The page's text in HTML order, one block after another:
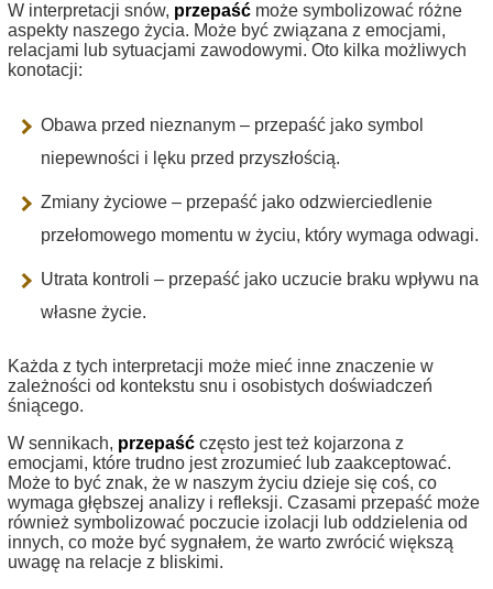
W interpretacji snów, przepaść może symbolizować różne
aspekty naszego życia. Może być związana z emocjami,
relacjami lub sytuacjami zawodowymi. Oto kilka możliwych
konotacji:
Obawa przed nieznanym – przepaść jako symbol
niepewności i lęku przed przyszłością.
Zmiany życiowe – przepaść jako odzwierciedlenie
przełomowego momentu w życiu, który wymaga odwagi.
Utrata kontroli – przepaść jako uczucie braku wpływu na
własne życie.
Każda z tych interpretacji może mieć inne znaczenie w
zależności od kontekstu snu i osobistych doświadczeń
śniącego.
W sennikach, przepaść często jest też kojarzona z
emocjami, które trudno jest zrozumieć lub zaakceptować.
Może to być znak, że w naszym życiu dzieje się coś, co
wymaga głębszej analizy i refleksji. Czasami przepaść może
również symbolizować poczucie izolacji lub oddzielenia od
innych, co może być sygnałem, że warto zwrócić większą
uwagę na relacje z bliskimi.